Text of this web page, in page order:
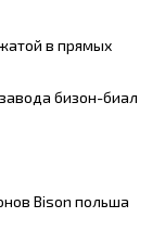
в прямых
бизон-биал
Bison польша